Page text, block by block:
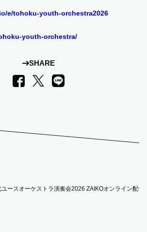
e/tohoku-youth-orchestra2026
youth-orchestra/
SHARE
Facebook
X LINE
ユースオーケストラ演奏会2026 ZAIKOオンライン配信